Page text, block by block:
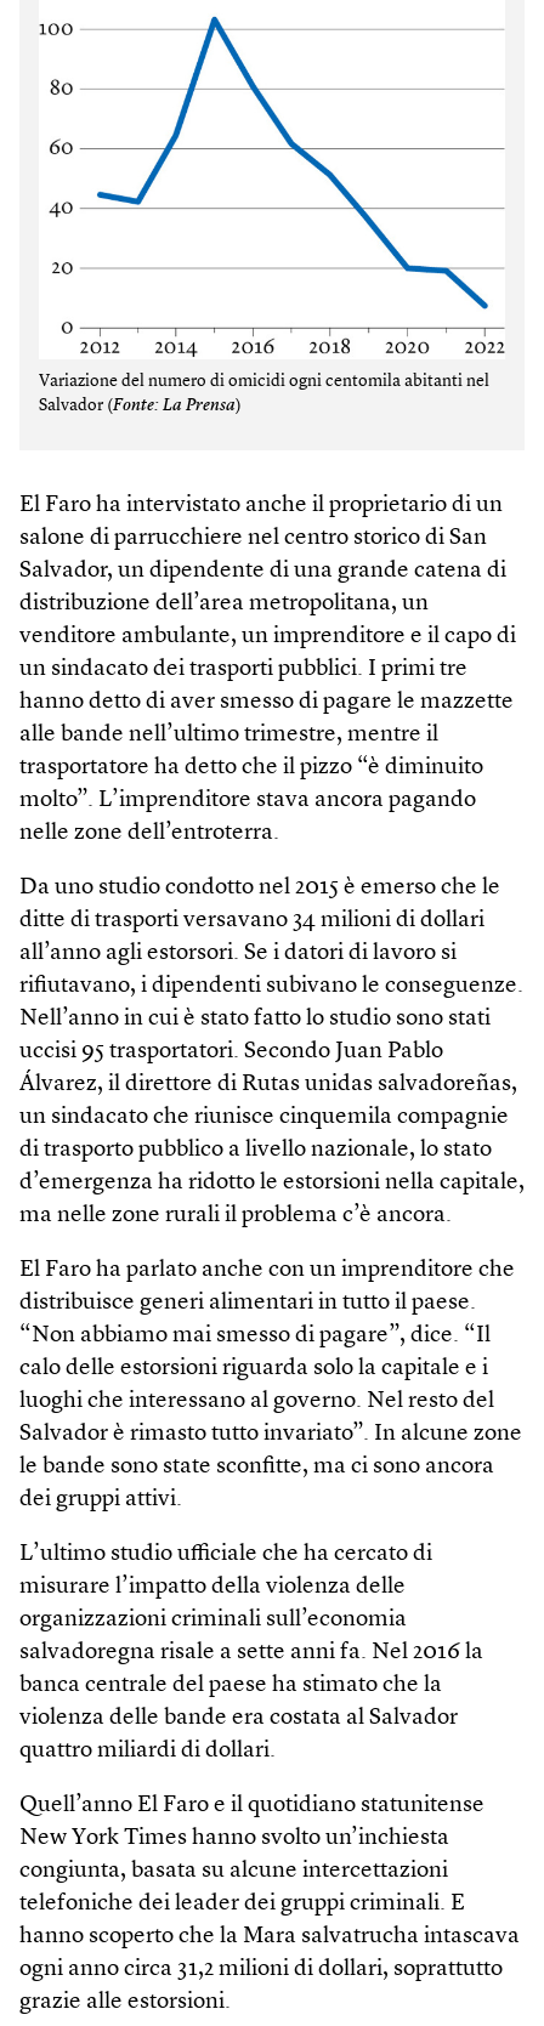
Variazione del numero di omicidi ogni centomila abitanti nel
Salvador (Fonte: La Prensa)
El Faro ha intervistato anche il proprietario di un
salone di parrucchiere nel centro storico di San
Salvador, un dipendente di una grande catena di
distribuzione dell’area metropolitana, un
venditore ambulante, un imprenditore e il capo di
un sindacato dei trasporti pubblici. I primi tre
hanno detto di aver smesso di pagare le mazzette
alle bande nell’ultimo trimestre, mentre il
trasportatore ha detto che il pizzo “è diminuito
molto”. L’imprenditore stava ancora pagando
nelle zone dell’entroterra.
Da uno studio condotto nel 2015 è emerso che le
ditte di trasporti versavano 34 milioni di dollari
all’anno agli estorsori. Se i datori di lavoro si
rifiutavano, i dipendenti subivano le conseguenze.
Nell’anno in cui è stato fatto lo studio sono stati
uccisi 95 trasportatori. Secondo Juan Pablo
Álvarez, il direttore di Rutas unidas salvadoreñas,
un sindacato che riunisce cinquemila compagnie
di trasporto pubblico a livello nazionale, lo stato
d’emergenza ha ridotto le estorsioni nella capitale,
ma nelle zone rurali il problema c’è ancora.
El Faro ha parlato anche con un imprenditore che
distribuisce generi alimentari in tutto il paese.
“Non abbiamo mai smesso di pagare”, dice. “Il
calo delle estorsioni riguarda solo la capitale e i
luoghi che interessano al governo. Nel resto del
Salvador è rimasto tutto invariato”. In alcune zone
le bande sono state sconfitte, ma ci sono ancora
dei gruppi attivi.
L’ultimo studio ufficiale che ha cercato di
misurare l’impatto della violenza delle
organizzazioni criminali sull’economia
salvadoregna risale a sette anni fa. Nel 2016 la
banca centrale del paese ha stimato che la
violenza delle bande era costata al Salvador
quattro miliardi di dollari.
Quell’anno El Faro e il quotidiano statunitense
New York Times hanno svolto un’inchiesta
congiunta, basata su alcune intercettazioni
telefoniche dei leader dei gruppi criminali. E
hanno scoperto che la Mara salvatrucha intascava
ogni anno circa 31,2 milioni di dollari, soprattutto
grazie alle estorsioni.